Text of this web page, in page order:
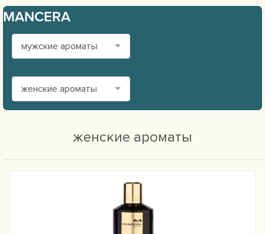
MANCERA
мужские ароматы
женские ароматы
женские ароматы